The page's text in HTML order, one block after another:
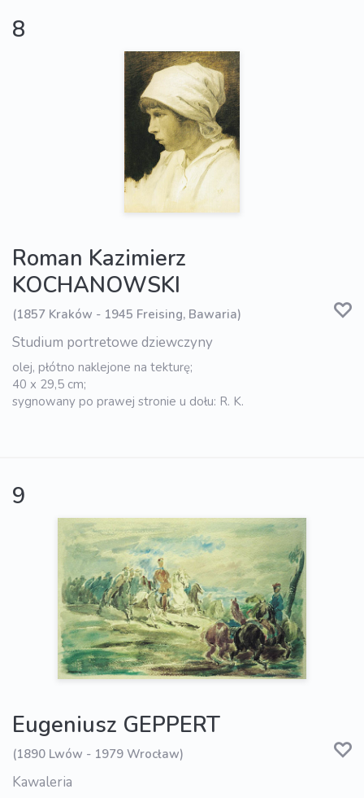
8
Roman Kazimierz
KOCHANOWSKI
(1857 Kraków - 1945 Freising, Bawaria)
Studium portretowe dziewczyny
olej, płótno naklejone na tekturę;
40 x 29,5 cm;
sygnowany po prawej stronie u dołu: R. K.
9
Eugeniusz GEPPERT
(1890 Lwów - 1979 Wrocław)
Kawaleria